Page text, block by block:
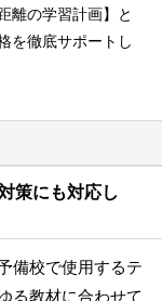
離の学習計画】と
を徹底サポートし
策にも対応し
備校で使用するテ
る教材に合わせて